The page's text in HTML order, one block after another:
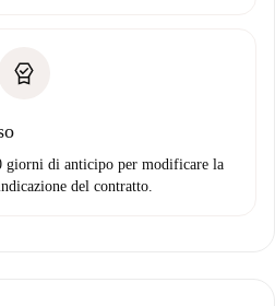
giorni di anticipo per modificare la
del contratto.